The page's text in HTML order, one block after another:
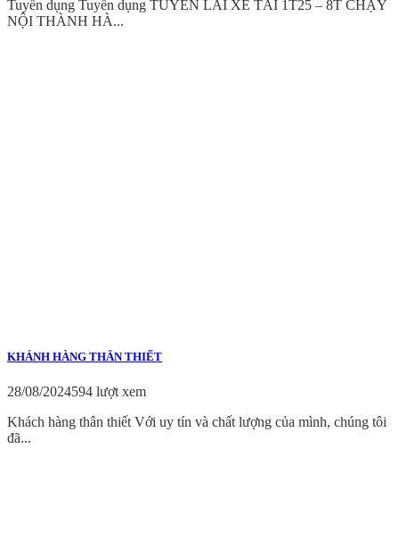
Tuyển dụng Tuyển dụng TUYỂN LÁI XE TẢI 1T25 – 8T CHẠY
NỘI THÀNH HÀ...
KHÁNH HÀNG THÂN THIẾT
28/08/2024594 lượt xem
Khách hàng thân thiết Với uy tín và chất lượng của mình, chúng tôi
đã...